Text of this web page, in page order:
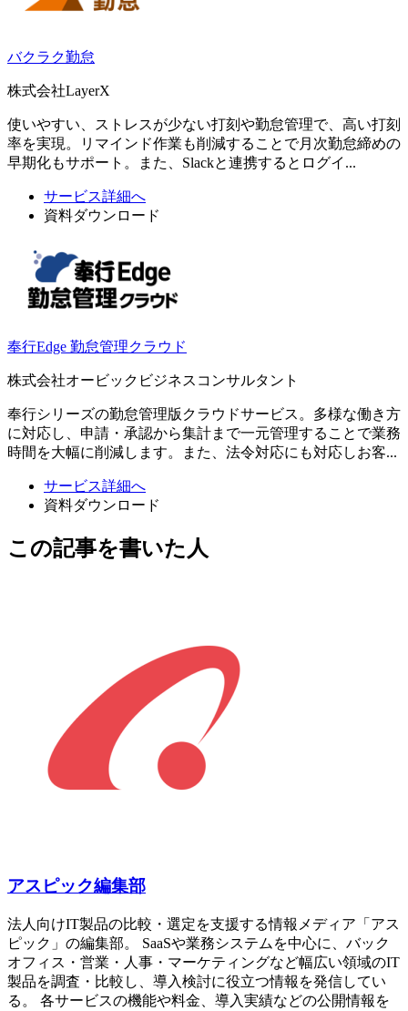
バクラク勤怠
株式会社LayerX
使いやすい、ストレスが少ない打刻や勤怠管理で、高い打刻
率を実現。リマインド作業も削減することで月次勤怠締めの
早期化もサポート。また、Slackと連携するとログイ...
サービス詳細へ
資料ダウンロード
奉行Edge 勤怠管理クラウド
株式会社オービックビジネスコンサルタント
奉行シリーズの勤怠管理版クラウドサービス。多様な働き方
に対応し、申請・承認から集計まで一元管理することで業務
時間を大幅に削減します。また、法令対応にも対応しお客...
サービス詳細へ
資料ダウンロード
この記事を書いた人
アスピック編集部
法人向けIT製品の比較・選定を支援する情報メディア「アス
ピック」の編集部。 SaaSや業務システムを中心に、バック
オフィス・営業・人事・マーケティングなど幅広い領域のIT
製品を調査・比較し、導入検討に役立つ情報を発信してい
る。 各サービスの機能や料金、導入実績などの公開情報を